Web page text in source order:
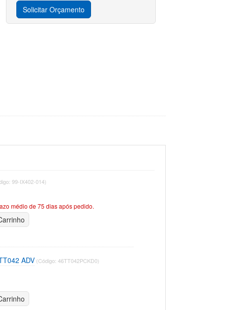
Solicitar Orçamento
99-IX402-014)
médio de 75 dias após pedido.
ADV (Código: 46TT042PCKD0)